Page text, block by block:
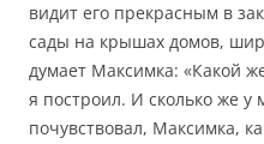
видит его прекрасным в
сады на крышах домов,
думает Максимка: «Какой
я построил. И сколько же
почувствовал, Максимка,